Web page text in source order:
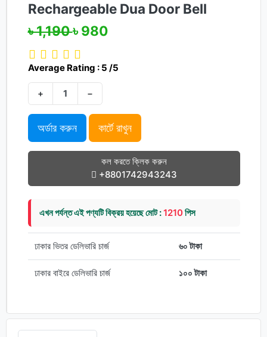
Rechargeable Dua Door Bell
৳ 1,190৳ 980
Average Rating : 5 /5
+ −
অর্ডার করুন কার্টে রাখুন
কল করতে ক্লিক করুন
+8801742943243
এখন পর্যন্ত এই পণ্যটি বিক্রয় হয়েছে মোট :1210পিস
ঢাকার ভিতর ডেলিভারি চার্জ ৬০ টাকা
ঢাকার বাইরে ডেলিভারি চার্জ ১০০ টাকা